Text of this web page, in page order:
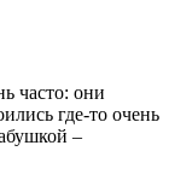
часто: они
где-то очень
–